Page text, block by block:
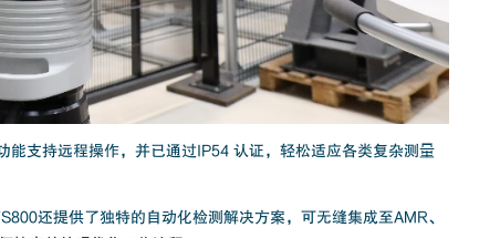
支持远程操作，并已通过IP54 认证，轻松适应各类复杂测量
还提供了独特的自动化检测解决方案，可无缝集成至AMR、